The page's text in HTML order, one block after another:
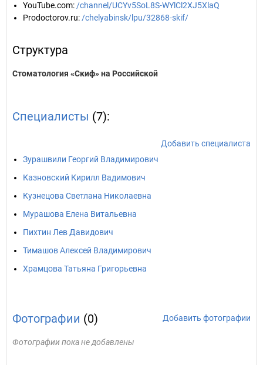
YouTube.com: /channel/UCYv5SoL8S-WYlCl2XJ5XlaQ
Prodoctorov.ru: /chelyabinsk/lpu/32868-skif/
Структура
Стоматология «Скиф» на Российской
Специалисты (7):
Добавить специалиста
Зурашвили Георгий Владимирович
Казновский Кирилл Вадимович
Кузнецова Светлана Николаевна
Мурашова Елена Витальевна
Пихтин Лев Давидович
Тимашов Алексей Владимирович
Храмцова Татьяна Григорьевна
Фотографии (0) Добавить фотографии
Фотографии пока не добавлены